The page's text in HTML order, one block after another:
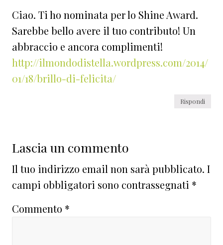
Ciao. Ti ho nominata per lo Shine Award.
Sarebbe bello avere il tuo contributo! Un
abbraccio e ancora complimenti!
http://ilmondodistella.wordpress.com/2014/
01/18/brillo-di-felicita/
Rispondi
Lascia un commento
Il tuo indirizzo email non sarà pubblicato. I
campi obbligatori sono contrassegnati *
Commento *